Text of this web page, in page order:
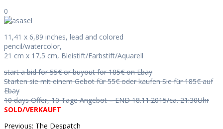
0
11,41 x 6,89 inches, lead and colored
pencil/watercolor,
21 cm x 17,5 cm, Bleistift/Farbstift/Aquarell
start a bid for 55€ or buyout for 185€ on Ebay
Starten sie mit einem Gebot für 55€ oder kaufen Sie für 185€ auf
Ebay
10 days Offer, 10 Tage Angebot – END 18.11.2015/ca. 21:30Uhr
SOLD/VERKAUFT
Previous: Previous
The Despatch